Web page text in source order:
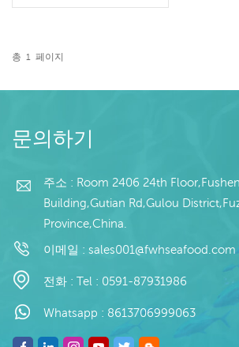
부에 유약: BQF 40%(맞춤
도매/수출 min. 주문: 20피
이너 지불: 보자마자 TT / С
내 원산지: 중국 브랜드: 푸
왕 행
총 1 페이지
문의하기
주소 : Room 2406 24th
Building,Gutian Rd,Gulou
Province,China.
이메일 : sales001@fwhseafood.com
전화 : Tel : 0591-87931986
Whatsapp : 8613706999063